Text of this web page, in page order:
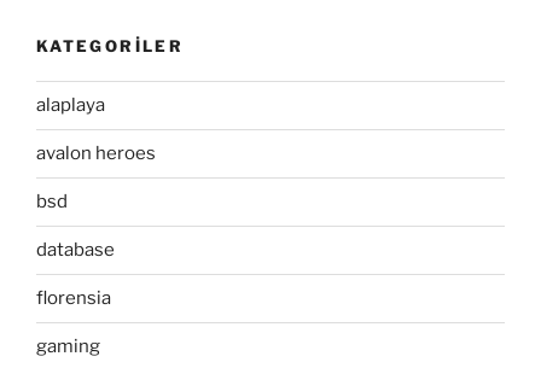
KATEGORILER
alaplaya
avalon heroes
bsd
database
florensia
gaming